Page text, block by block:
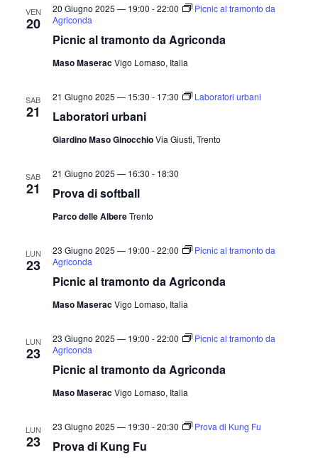
VEN
20
Picnic al tramonto da Agriconda
20 Giugno 2025 — 19:00 -22:00
Picnic al tramonto da
Agriconda
Maso MaseracVigo Lomaso, Italia
SAB
21 Laboratori urbani
21 Giugno 2025 — 15:30 - 17:30 Laboratori urbani
Giardino Maso GinocchioVia Giusti, Trento
SAB
21 Prova di softball
21 Giugno 2025 — 16:30 - 18:30
Parco delle AlbereTrento
LUN
23
Picnic al tramonto da Agriconda
23 Giugno 2025 — 19:00 -22:00
Picnic al tramonto da
Agriconda
Maso MaseracVigo Lomaso, Italia
LUN
23
Picnic al tramonto da Agriconda
23 Giugno 2025 — 19:00 -22:00
Picnic al tramonto da
Agriconda
Maso MaseracVigo Lomaso, Italia
LUN
23 Prova di Kung Fu
23 Giugno 2025 — 19:30 -20:30 Prova di Kung Fu